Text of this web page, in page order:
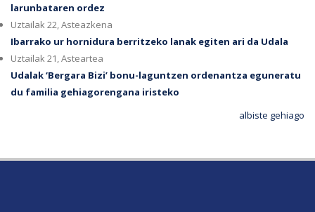
larunbataren ordez
Uztailak 22, Asteazkena
Ibarrako ur hornidura berritzeko lanak egiten ari da Udala
Uztailak 21, Asteartea
Udalak ‘Bergara Bizi’ bonu-laguntzen ordenantza eguneratu
du familia gehiagorengana iristeko
albiste gehiago